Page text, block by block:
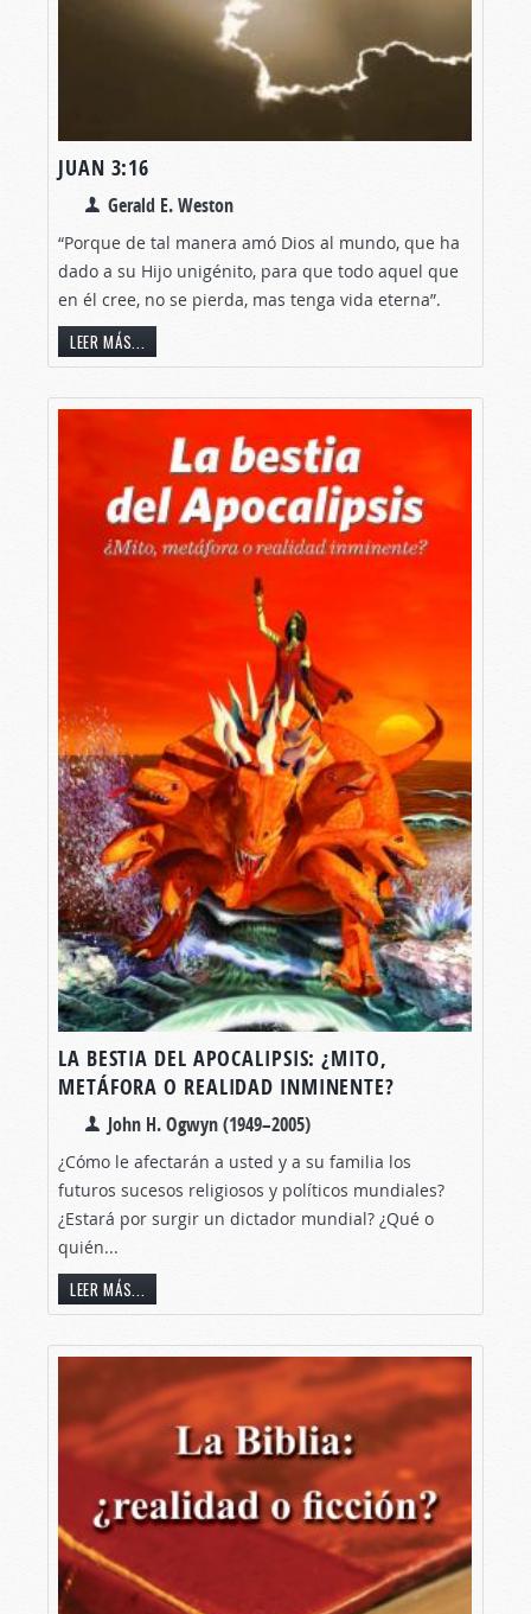
JUAN 3:16
Gerald E. Weston
“Porque de tal manera amó Dios al mundo, que ha
dado a su Hijo unigénito, para que todo aquel que
en él cree, no se pierda, mas tenga vida eterna”.
LEER MÁS...
LA BESTIA DEL APOCALIPSIS: ¿MITO,
METÁFORA O REALIDAD INMINENTE?
John H. Ogwyn (1949–2005)
¿Cómo le afectarán a usted y a su familia los
futuros sucesos religiosos y políticos mundiales?
¿Estará por surgir un dictador mundial? ¿Qué o
quién...
LEER MÁS...